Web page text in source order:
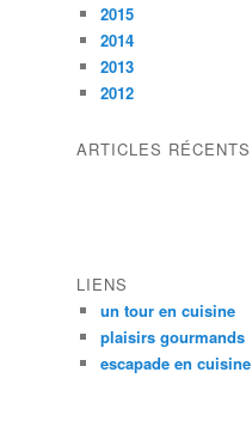
2015
2014
2013
2012
ARTICLES RÉCENTS
LIENS
un tour en cuisine
plaisirs gourmands
escapade en cuisine